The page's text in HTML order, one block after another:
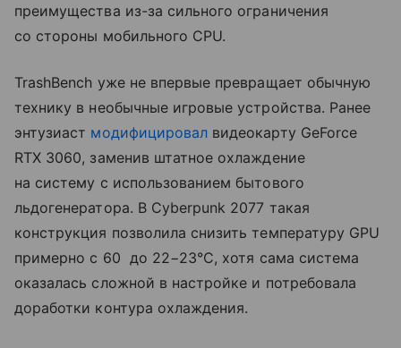
преимущества из-за сильного ограничения
со стороны мобильного CPU.
TrashBench уже не впервые превращает обычную
технику в необычные игровые устройства. Ранее
энтузиаст модифицировал видеокарту GeForce
RTX 3060, заменив штатное охлаждение
на систему с использованием бытового
льдогенератора. В Cyberpunk 2077 такая
конструкция позволила снизить температуру GPU
примерно с 60 до 22−23°C, хотя сама система
оказалась сложной в настройке и потребовала
доработки контура охлаждения.